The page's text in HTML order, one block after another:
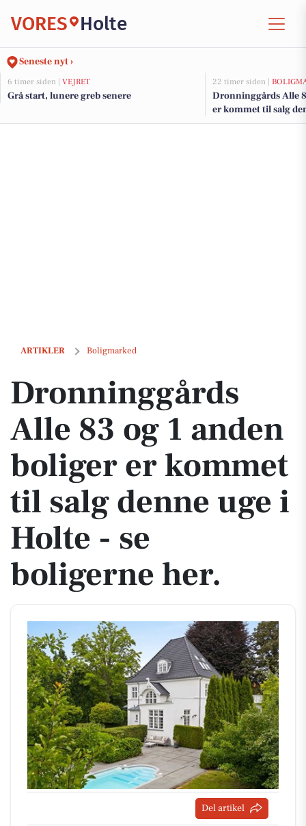
VORES Holte
Seneste nyt ›
6 timer siden | VEJRET
Grå start, lunere greb senere
22 timer siden |
Dronninggårds Alle
er kommet til salg
boligerne her.
ARTIKLER Boligmarked
Dronninggårds Alle 83 og 1 anden boliger er kommet til salg denne
Dronninggårds
Alle 83 og 1 anden
boliger er kommet
til salg denne uge i
Holte - se
boligerne her.
Del artikel